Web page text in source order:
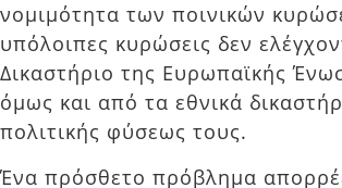
νομιμότητα των ποινικών
υπόλοιπες κυρώσεις δεν
Δικαστήριο της Ευρωπαϊκής
όμως και από τα εθνικά
πολιτικής φύσεως τους.
Ένα πρόσθετο πρόβλημα